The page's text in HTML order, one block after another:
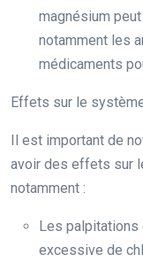
magnésium
notamment les
médicaments
Effets sur le
Il est important de
avoir des effets sur
notamment :
Les palpitations
excessive de